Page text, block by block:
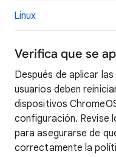
Linux
Verifica que se
Después de aplicar
usuarios deben
dispositivos
configuración. Revise
para asegurarse de
correctamente la